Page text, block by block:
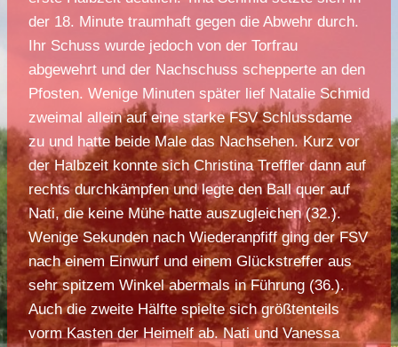
der 18. Minute traumhaft gegen die Abwehr durch.
Ihr Schuss wurde jedoch von der Torfrau
abgewehrt und der Nachschuss schepperte an den
Pfosten. Wenige Minuten später lief Natalie Schmid
zweimal allein auf eine starke FSV Schlussdame
zu und hatte beide Male das Nachsehen. Kurz vor
der Halbzeit konnte sich Christina Treffler dann auf
rechts durchkämpfen und legte den Ball quer auf
Nati, die keine Mühe hatte auszugleichen (32.).
Wenige Sekunden nach Wiederanpfiff ging der FSV
nach einem Einwurf und einem Glückstreffer aus
sehr spitzem Winkel abermals in Führung (36.).
Auch die zweite Hälfte spielte sich größtenteils
vorm Kasten der Heimelf ab. Nati und Vanessa